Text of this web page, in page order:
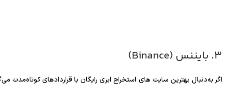
3. بایننس (Binance)
اگر به‌دنبال بهترین سایت های استخراج ابری رایگان با قراردادهای کوتاه‌مدت